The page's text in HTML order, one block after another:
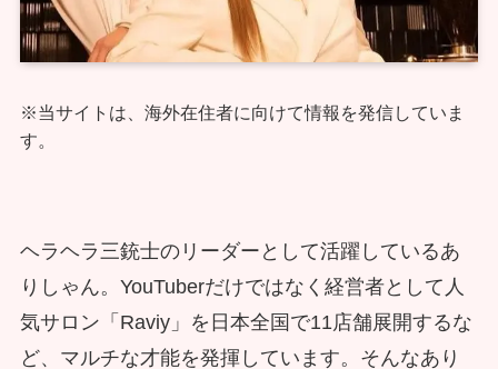
※当サイトは、海外在住者に向けて情報を発信していま
す。
ヘラヘラ三銃士のリーダーとして活躍しているあ
りしゃん。YouTuberだけではなく経営者として人
気サロン「Raviy」を日本全国で11店舗展開するな
ど、マルチな才能を発揮しています。そんなあり